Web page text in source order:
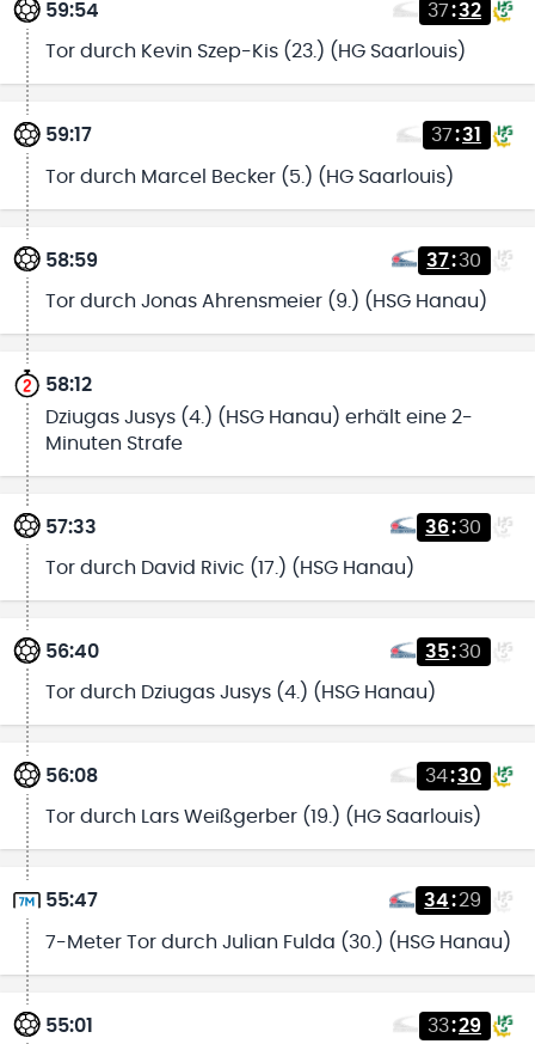
59:54 37:32
Tor durch Kevin Szep-Kis (23.) (HG Saarlouis)
59:17 37:31
Tor durch Marcel Becker (5.) (HG Saarlouis)
58:59 37:30
Tor durch Jonas Ahrensmeier (9.) (HSG Hanau)
58:12
Dziugas Jusys (4.) (HSG Hanau) erhält eine 2-
Minuten Strafe
57:33 36:30
Tor durch David Rivic (17.) (HSG Hanau)
56:40 35:30
Tor durch Dziugas Jusys (4.) (HSG Hanau)
56:08 34:30
Tor durch Lars Weißgerber (19.) (HG Saarlouis)
55:47 34:29
7-Meter Tor durch Julian Fulda (30.) (HSG Hanau)
55:01 33:29